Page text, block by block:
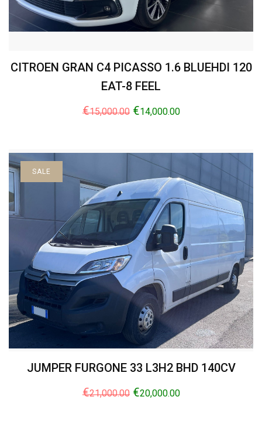
CITROEN GRAN C4 PICASSO 1.6 BLUEHDI 120
EAT-8 FEEL
€15,000.00 €14,000.00
SALE
JUMPER FURGONE 33 L3H2 BHD 140CV
€21,000.00 €20,000.00